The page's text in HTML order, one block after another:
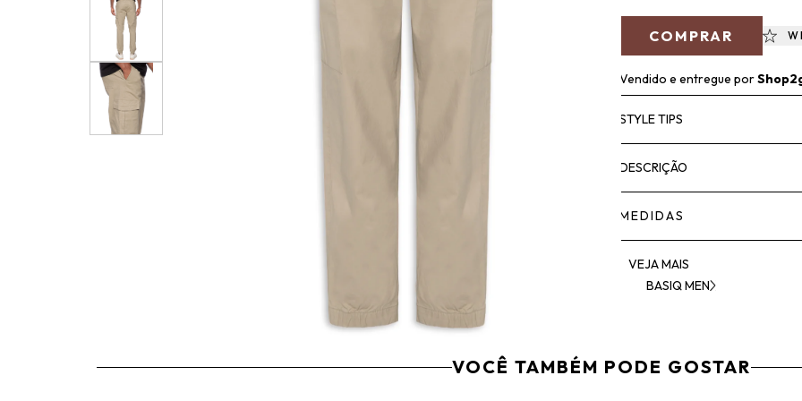
COMPRAR
Vendido e entregue por
STYLE TIPS
DESCRIÇÃO
MEDIDAS
VEJA MAIS
BASIQ MEN
VOCÊ TAMBÉM PODE GOSTAR